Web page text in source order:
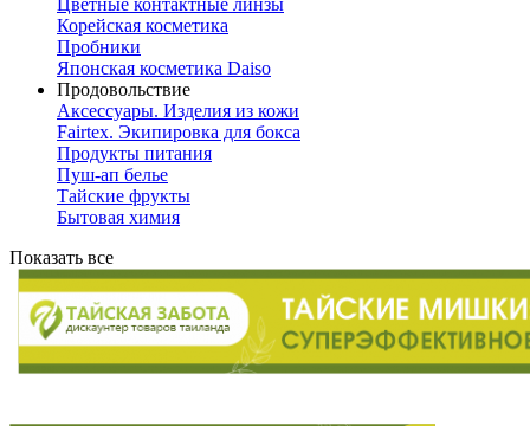
Цветные контактные линзы
Корейская косметика
Пробники
Японская косметика Daiso
Продовольствие
Аксессуары. Изделия из кожи
Fairtex. Экипировка для бокса
Продукты питания
Пуш-ап белье
Тайские фрукты
Бытовая химия
Показать все